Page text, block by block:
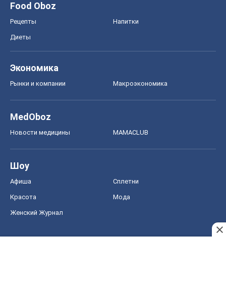
Food Oboz
Рецепты Напитки
Диеты
Экономика
Рынки и компании Mакроэкономика
MedOboz
Новости медицины MAMACLUB
Шоу
Афиша Сплетни
Красота Мода
Женский Журнал